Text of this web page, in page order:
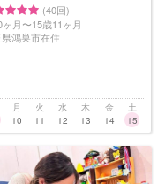
(40回)
月〜15歳11ヶ月
鴻巣市在住
月
10
火
11
水
12
木
13
金
14
土
15